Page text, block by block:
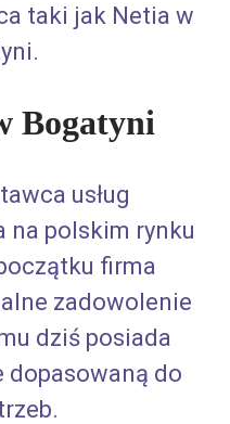
taki jak Netia w
Bogatyni
usług
na polskim rynku
firma
zadowolenie
dziś posiada
do